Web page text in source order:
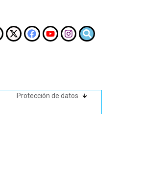
Protección de datos